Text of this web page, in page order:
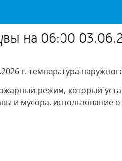
на 06:00
г. температура
режим, который
и мусора, использование